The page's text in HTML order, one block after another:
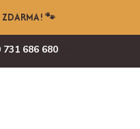
🐾
731 686 680